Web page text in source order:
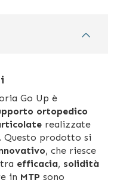
Go Up è
ortopedico
realizzate
. Questo prodotto si
, che riesce
efficacia, solidità
in MTP sono